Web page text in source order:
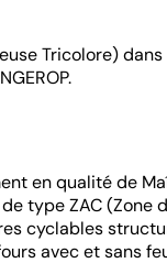
Tricolore)
en qualité de
type ZAC (Zone
cyclables
avec et sans